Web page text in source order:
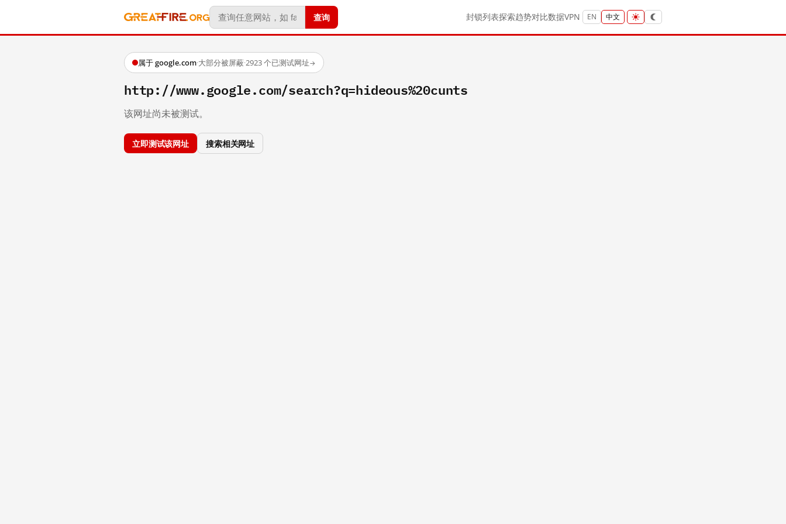
查询 封锁列表探索趋势对比数据VPN EN 中文
属于 google.com·大部分被屏蔽·2923 个已测试网址→
http://www.google.com/search?q=hideous%20cunts
该网址尚未被测试。
立即测试该网址 搜索相关网址